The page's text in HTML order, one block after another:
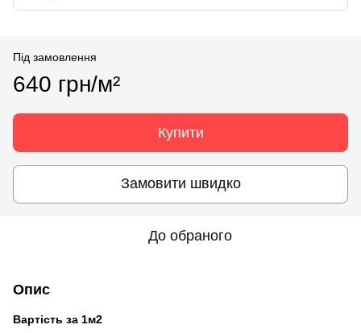
Під замовлення
640 грн/м²
Купити
Замовити швидко
До обраного
Опис
Вартість за 1м2